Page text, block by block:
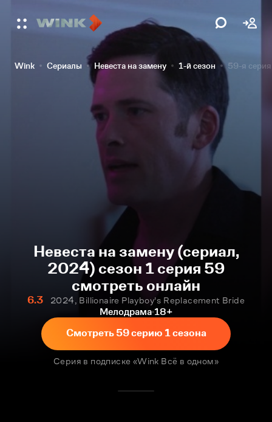
Wink Сериалы Невеста на замену 1-й сезон 59-я серия
Невеста на замену (сериал,
2024) сезон 1 серия 59
смотреть онлайн
6.3
2024, Billionaire Playboy's Replacement Bride
Мелодрама 18+
Смотреть 59 серию 1 сезона
Серия в подписке «Wink Всё в одном»